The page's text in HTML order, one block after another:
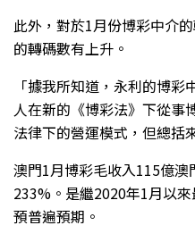
此外，對於1月份博彩中介
的轉碼數有上升。
「據我所知道，永利的博
人在新的《博彩法》下從事
法律下的營運模式，但總括
澳門1月博彩毛收入115億
233%。是繼2020年1月以
預普遍預期。